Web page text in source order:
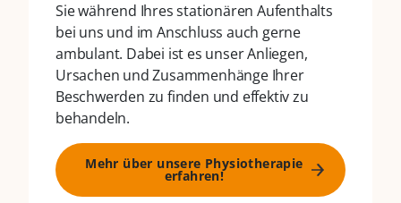
Sie während Ihres stationären Aufenthalts
bei uns und im Anschluss auch gerne
ambulant. Dabei ist es unser Anliegen,
Ursachen und Zusammenhänge Ihrer
Beschwerden zu finden und effektiv zu
behandeln.
Mehr über unsere Physiotherapie
erfahren!